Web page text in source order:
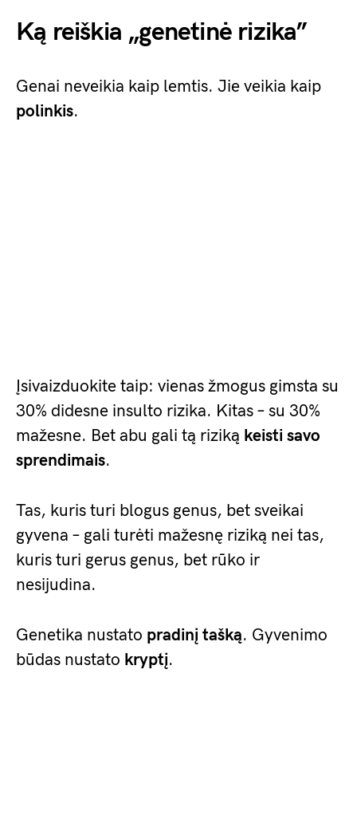
Ką reiškia „genetinė rizika”
Genai neveikia kaip lemtis. Jie veikia kaip
polinkis.
Įsivaizduokite taip: vienas žmogus gimsta su
30% didesne insulto rizika. Kitas – su 30%
mažesne. Bet abu gali tą riziką keisti savo
sprendimais.
Tas, kuris turi blogus genus, bet sveikai
gyvena – gali turėti mažesnę riziką nei tas,
kuris turi gerus genus, bet rūko ir
nesijudina.
Genetika nustato pradinį tašką. Gyvenimo
būdas nustato kryptį.